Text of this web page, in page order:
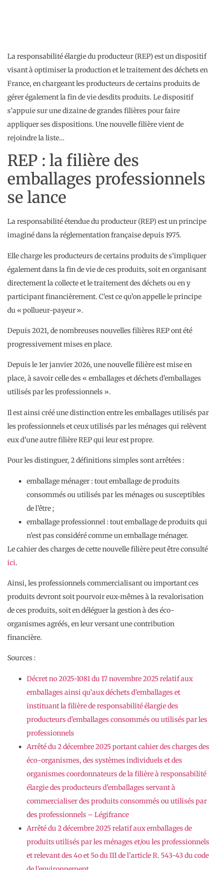
La responsabilité élargie du producteur (REP) est un dispositif
visant à optimiser la production et le traitement des déchets en
France, en chargeant les producteurs de certains produits de
gérer également la fin de vie desdits produits. Le dispositif
s’appuie sur une dizaine de grandes filières pour faire
appliquer ses dispositions. Une nouvelle filière vient de
rejoindre la liste…
REP : la filière des
emballages professionnels
se lance
La responsabilité étendue du producteur (REP) est un principe
imaginé dans la réglementation française depuis 1975.
Elle charge les producteurs de certains produits de s’impliquer
également dans la fin de vie de ces produits, soit en organisant
directement la collecte et le traitement des déchets ou en y
participant financièrement. C’est ce qu’on appelle le principe
du « pollueur-payeur ».
Depuis 2021, de nombreuses nouvelles filières REP ont été
progressivement mises en place.
Depuis le 1er janvier 2026, une nouvelle filière est mise en
place, à savoir celle des « emballages et déchets d’emballages
utilisés par les professionnels ».
Il est ainsi créé une distinction entre les emballages utilisés par
les professionnels et ceux utilisés par les ménages qui relèvent
eux d’une autre filière REP qui leur est propre.
Pour les distinguer, 2 définitions simples sont arrêtées :
emballage ménager : tout emballage de produits
consommés ou utilisés par les ménages ou susceptibles
de l’être ;
emballage professionnel : tout emballage de produits qui
n’est pas considéré comme un emballage ménager.
Le cahier des charges de cette nouvelle filière peut être consulté
ici.
Ainsi, les professionnels commercialisant ou important ces
produits devront soit pourvoir eux-mêmes à la revalorisation
de ces produits, soit en déléguer la gestion à des éco-
organismes agréés, en leur versant une contribution
financière.
Sources :
Décret no 2025-1081 du 17 novembre 2025 relatif aux
emballages ainsi qu’aux déchets d’emballages et
instituant la filière de responsabilité élargie des
producteurs d’emballages consommés ou utilisés par les
professionnels
Arrêté du 2 décembre 2025 portant cahier des charges des
éco-organismes, des systèmes individuels et des
organismes coordonnateurs de la filière à responsabilité
élargie des producteurs d’emballages servant à
commercialiser des produits consommés ou utilisés par
des professionnels – Légifrance
Arrêté du 2 décembre 2025 relatif aux emballages de
produits utilisés par les ménages et/ou les professionnels
et relevant des 4o et 5o du III de l’article R. 543-43 du code